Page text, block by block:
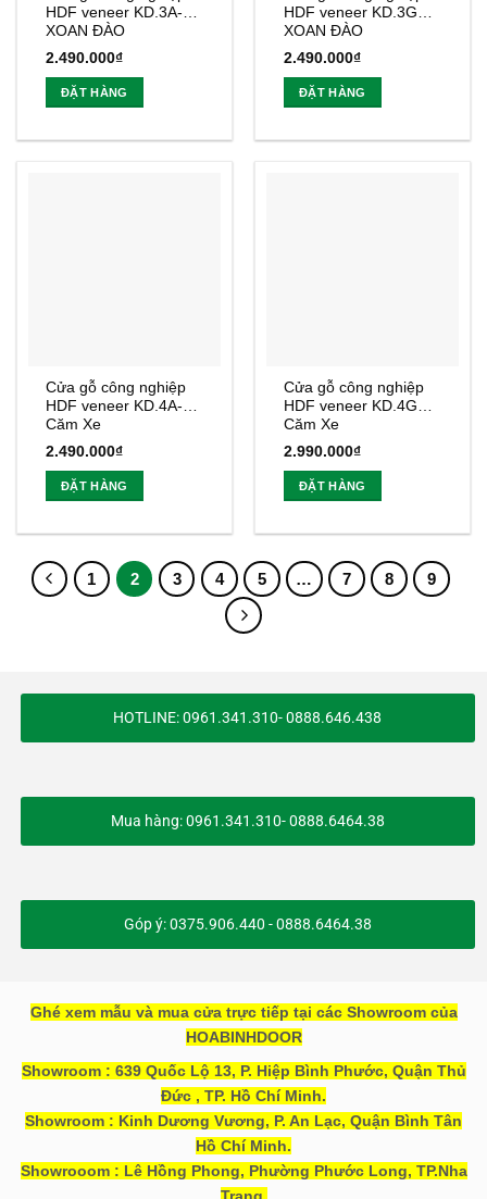
HDF veneer KD.3A-
XOAN ĐÀO
2.490.000₫
ĐẶT HÀNG
HDF veneer KD.3G1-
XOAN ĐÀO
2.490.000₫
ĐẶT HÀNG
Cửa gỗ công nghiệp
HDF veneer KD.4A-
Căm Xe
2.490.000₫
ĐẶT HÀNG
Cửa gỗ công nghiệp
HDF veneer KD.4G2-
Căm Xe
2.990.000₫
ĐẶT HÀNG
1 2 3 4 5 … 7 8 9
HOTLINE: 0961.341.310- 0888.646.438
Mua hàng: 0961.341.310- 0888.6464.38
Góp ý: 0375.906.440 - 0888.6464.38
Ghé xem mẫu và mua cửa trực tiếp tại các Showroom của
HOABINHDOOR
Showroom : 639 Quốc Lộ 13, P. Hiệp Bình Phước, Quận Thủ
Đức , TP. Hồ Chí Minh.
Showroom : Kinh Dương Vương, P. An Lạc, Quận Bình Tân
Hồ Chí Minh.
Showrooom : Lê Hồng Phong, Phường Phước Long, TP.Nha
Trang.